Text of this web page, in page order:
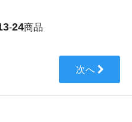
-24商品
次へ